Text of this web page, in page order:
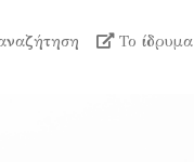
Το ίδρυμα